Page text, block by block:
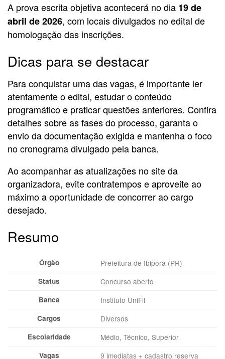
A prova escrita objetiva acontecerá no dia 19 de
abril de 2026, com locais divulgados no edital de
homologação das inscrições.
Dicas para se destacar
Para conquistar uma das vagas, é importante ler
atentamente o edital, estudar o conteúdo
programático e praticar questões anteriores. Confira
detalhes sobre as fases do processo, garanta o
envio da documentação exigida e mantenha o foco
no cronograma divulgado pela banca.
Ao acompanhar as atualizações no site da
organizadora, evite contratempos e aproveite ao
máximo a oportunidade de concorrer ao cargo
desejado.
Resumo
Órgão Prefeitura de Ibiporã (PR)
Status Concurso aberto
Banca Instituto UniFil
Cargos Diversos
Escolaridade Médio, Técnico, Superior
Vagas 9 imediatas + cadastro reserva